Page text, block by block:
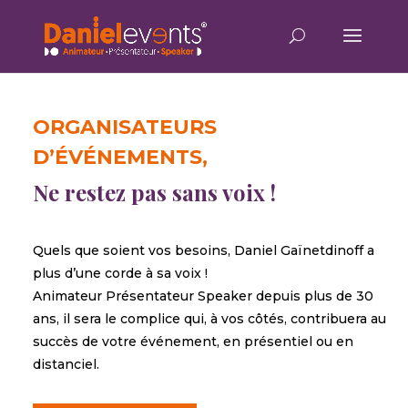
ORGANISATEURS
D’ÉVÉNEMENTS,
Ne restez pas sans voix !
Quels que soient vos besoins, Daniel Gaïnetdinoffa
plus d’une corde à sa voix !
Animateur Présentateur Speaker depuis plus de 30
ans, il sera le complice qui, à vos côtés, contribuera au
succès de votre événement, en présentiel ou en
distanciel.